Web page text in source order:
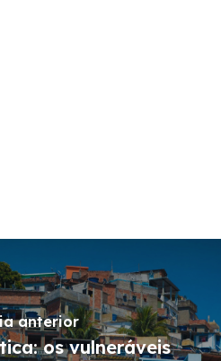
anterior
os vulneráveis